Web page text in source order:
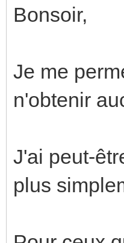
Bonsoir,
Je me
n'obtenir
J'ai peut-
plus